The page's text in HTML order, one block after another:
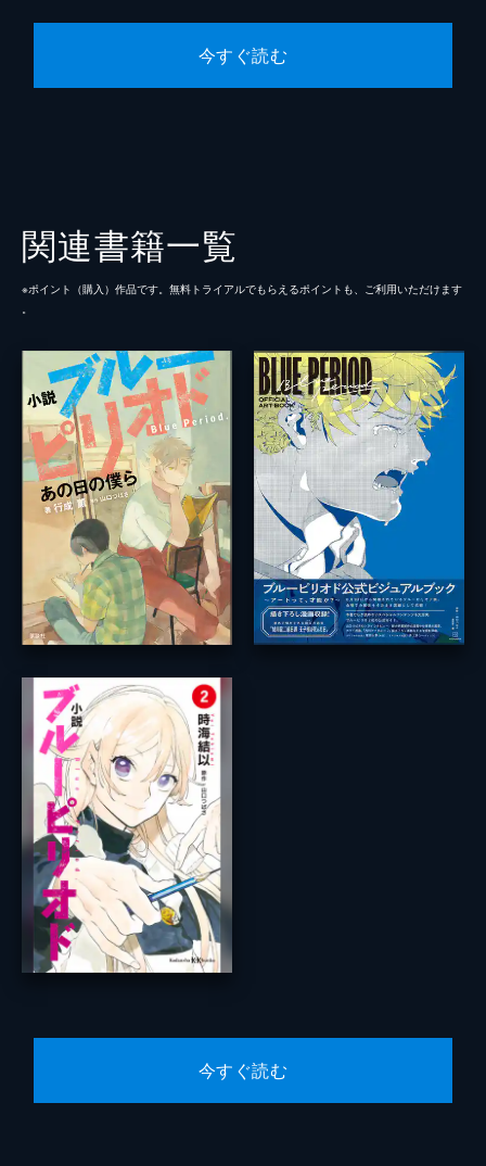
今すぐ読む
関連書籍一覧
※ポイント（購⼊）作品です。無料トライアルでもらえるポイントも、ご利⽤いただけます
今すぐ読む